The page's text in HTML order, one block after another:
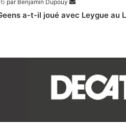
par Benjamin Dupouy
a-t-il joué avec Leygue au